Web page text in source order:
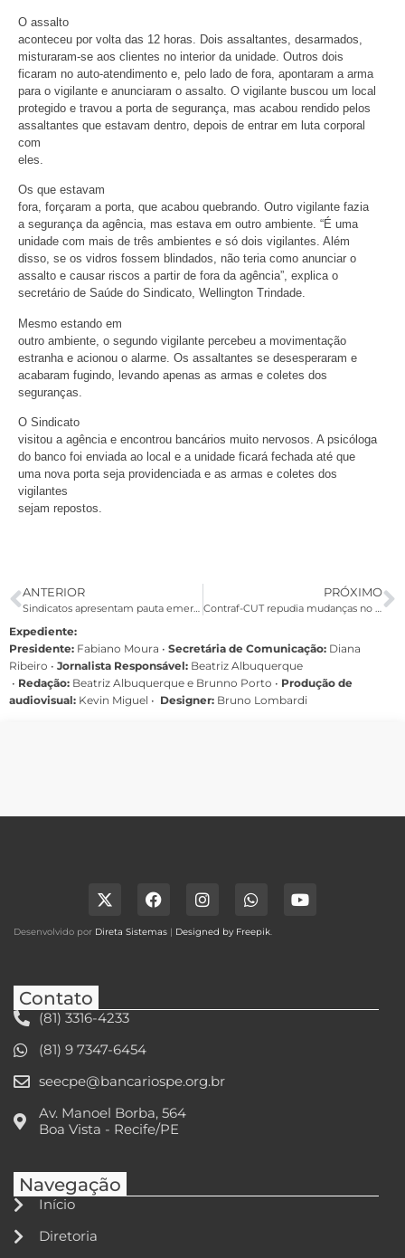
O assalto
aconteceu por volta das 12 horas. Dois assaltantes, desarmados,
misturaram-se aos clientes no interior da unidade. Outros dois
ficaram no auto-atendimento e, pelo lado de fora, apontaram a arma
para o vigilante e anunciaram o assalto. O vigilante buscou um local
protegido e travou a porta de segurança, mas acabou rendido pelos
assaltantes que estavam dentro, depois de entrar em luta corporal
com
eles.
Os que estavam
fora, forçaram a porta, que acabou quebrando. Outro vigilante fazia
a segurança da agência, mas estava em outro ambiente. “É uma
unidade com mais de três ambientes e só dois vigilantes. Além
disso, se os vidros fossem blindados, não teria como anunciar o
assalto e causar riscos a partir de fora da agência”, explica o
secretário de Saúde do Sindicato, Wellington Trindade.
Mesmo estando em
outro ambiente, o segundo vigilante percebeu a movimentação
estranha e acionou o alarme. Os assaltantes se desesperaram e
acabaram fugindo, levando apenas as armas e coletes dos
seguranças.
O Sindicato
visitou a agência e encontrou bancários muito nervosos. A psicóloga
do banco foi enviada ao local e a unidade ficará fechada até que
uma nova porta seja providenciada e as armas e coletes dos
vigilantes
sejam repostos.
ANTERIOR
Sindicatos apresentam pauta emergencial em negociação da Cassi
PRÓXIMO
Contraf-CUT repudia mudanças no FAP que aliviam punições às empresas
Expediente:
Presidente: Fabiano Moura • Secretária de Comunicação: Diana
Ribeiro • Jornalista Responsável: Beatriz Albuquerque
• Redação: Beatriz Albuquerque e Brunno Porto • Produção de
audiovisual: Kevin Miguel • Designer: Bruno Lombardi
Desenvolvido por Direta Sistemas | Designed by Freepik.
Contato
(81) 3316-4233
(81) 9 7347-6454
seecpe@bancariospe.org.br
Av. Manoel Borba, 564
Boa Vista - Recife/PE
Navegação
Início
Diretoria